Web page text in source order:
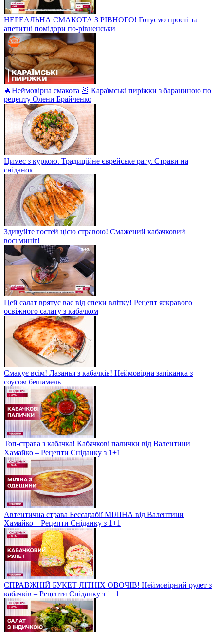
НЕРЕАЛЬНА СМАКОТА З РІВНОГО! Готуємо прості та
апетитні помідори по-рівненськи
🔥Неймовірна смакота 🥟 Караїмські пиріжки з бараниною по
рецепту Олени Брайченко
Цимес з куркою. Традиційне єврейське рагу. Страви на
сніданок
Здивуйте гостей цією стравою! Смажений кабачковий
восьминіг!
Цей салат врятує вас від спеки влітку! Рецепт яскравого
освіжного салату з кабачком
Смакує всім! Лазанья з кабачків! Неймовірна запіканка з
соусом бешамель
Топ-страва з кабачка! Кабачкові палички від Валентини
Хамайко – Рецепти Сніданку з 1+1
Автентична страва Бессарабії МІЛІНА від Валентини
Хамайко – Рецепти Сніданку з 1+1
СПРАВЖНІЙ БУКЕТ ЛІТНІХ ОВОЧІВ! Неймовірний рулет з
кабачків – Рецепти Сніданку з 1+1